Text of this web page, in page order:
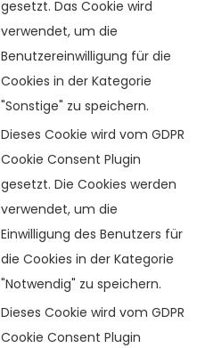
gesetzt. Das Cookie wird
verwendet, um die
Benutzereinwilligung für die
Cookies in der Kategorie
"Sonstige" zu speichern.
Dieses Cookie wird vom GDPR
Cookie Consent Plugin
gesetzt. Die Cookies werden
verwendet, um die
Einwilligung des Benutzers für
die Cookies in der Kategorie
"Notwendig" zu speichern.
Dieses Cookie wird vom GDPR
Cookie Consent Plugin